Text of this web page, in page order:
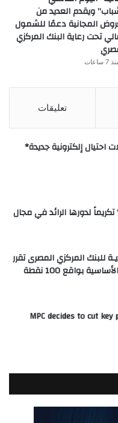
ويقدم العديد من
المجانية دعمًا للشمول
تحت رعاية البنك المركزي
7 ساعات
تعليقات
احتيال إلكترونية جديدة*
لدورها الرائد في مجال
للبنك المركزي المصرى تقرر
خفض أسعار العائد الأساسية بواقع 100 نقطة
MPC decides to cut